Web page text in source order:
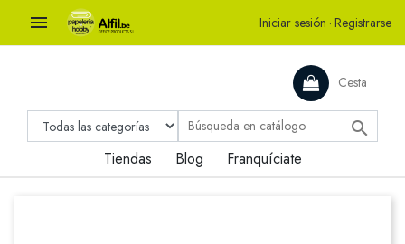
 Iniciar sesión · Registrarse
Cesta

Tiendas Blog Franquíciate